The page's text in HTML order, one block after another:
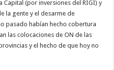
Capital (por inversiones del RIGI) y
la gente y el desarme de
pasado habían hecho cobertura
las colocaciones de ON de las
y el hecho de que hoy no